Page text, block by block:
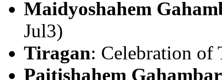
Maidyoshahem
Jul3)
Tiragan: Celebration of
Paitishahem Gahambar